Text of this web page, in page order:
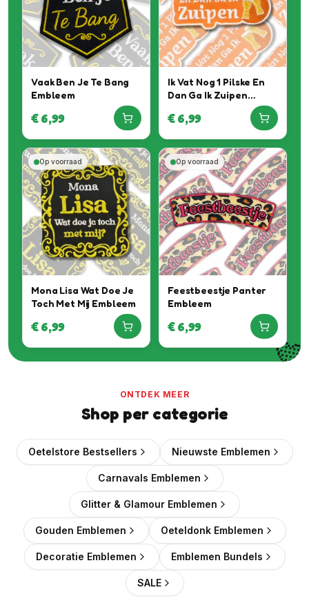
Vaak Ben Je Te Bang
Embleem
€6,99
Ik Vat Nog 1 Pilske En
Dan Ga Ik Zuipen
€6,99
Op voorraad
Mona Lisa Wat Doe Je
Toch Met Mij Embleem
€6,99
Op voorraad
Feestbeestje Panter
Embleem
€6,99
ONTDEK MEER
Shop per categorie
Oetelstore Bestsellers Nieuwste Emblemen
Carnavals Emblemen
Glitter & Glamour Emblemen
Gouden Emblemen Oeteldonk Emblemen
Decoratie Emblemen Emblemen Bundels
SALE